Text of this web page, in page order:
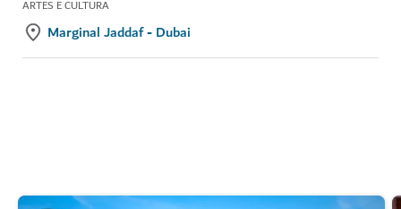
ARTES E CULTURA
Marginal Jaddaf - Dubai